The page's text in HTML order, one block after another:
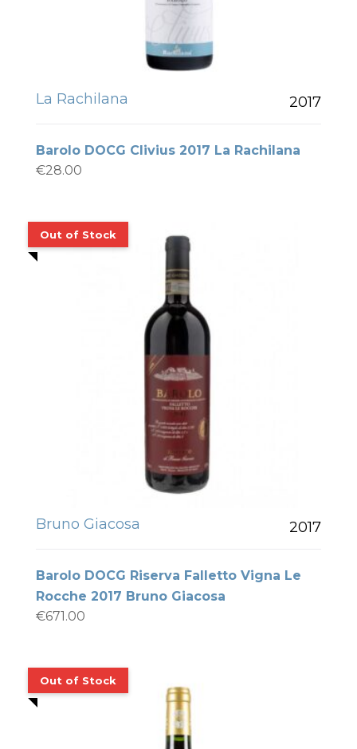
La Rachilana 2017
Barolo DOCG Clivius 2017 La Rachilana
€28.00
Bruno Giacosa 2017
Barolo DOCG Riserva Falletto Vigna Le
Rocche 2017 Bruno Giacosa
€671.00